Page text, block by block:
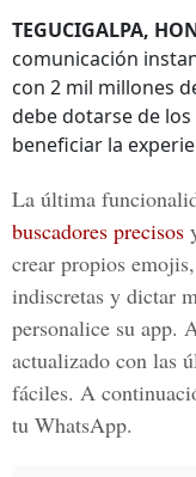
TEGUCIGALPA,
comunicación
con 2 mil millones
debe dotarse de
beneficiar la
La última
buscadores precisos
crear propios
indiscretas y dictar
personalice su app.
actualizado con las
fáciles. A
tu WhatsApp.